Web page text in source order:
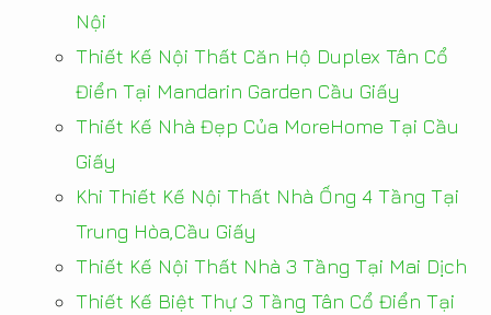
Nội
Thiết Kế Nội Thất Căn Hộ Duplex Tân Cổ
Điển Tại Mandarin Garden Cầu Giấy
Thiết Kế Nhà Đẹp Của MoreHome Tại Cầu
Giấy
Khi Thiết Kế Nội Thất Nhà Ống 4 Tầng Tại
Trung Hòa,Cầu Giấy
Thiết Kế Nội Thất Nhà 3 Tầng Tại Mai Dịch
Thiết Kế Biệt Thự 3 Tầng Tân Cổ Điển Tại